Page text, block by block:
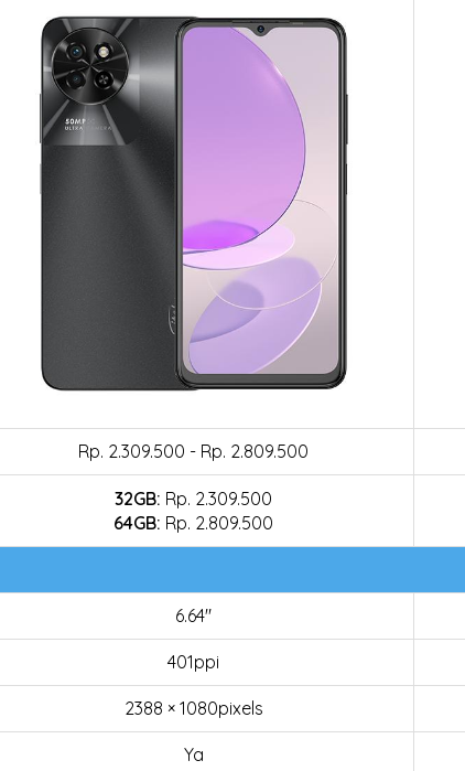
Rp. 2.309.500 - Rp. 2.809.500
32GB: Rp. 2.309.500
64GB: Rp. 2.809.500
6.64"
401ppi
2388 × 1080pixels
Ya